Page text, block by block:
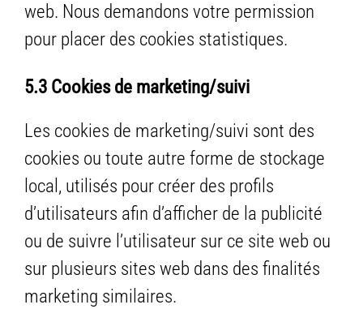
web. Nous demandons votre permission
pour placer des cookies statistiques.
5.3 Cookies de marketing/suivi
Les cookies de marketing/suivi sont des
cookies ou toute autre forme de stockage
local, utilisés pour créer des profils
d’utilisateurs afin d’afficher de la publicité
ou de suivre l’utilisateur sur ce site web ou
sur plusieurs sites web dans des finalités
marketing similaires.